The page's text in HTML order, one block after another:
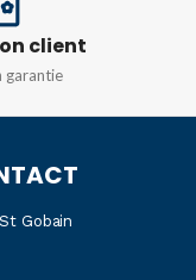
MESURE
72X72
client
garantie
Gobain